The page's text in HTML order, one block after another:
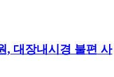
, 대장내시경 불편 사